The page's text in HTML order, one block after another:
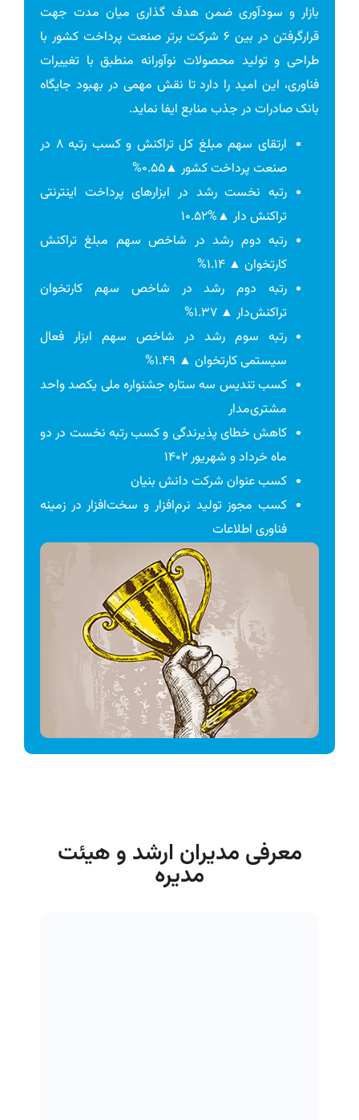
بازار و سود‌آوری ضمن هدف گذاری میان مدت جهت
قرارگرفتن در بین ۶ شرکت برتر صنعت پرداخت کشور با
طراحی و تولید محصولات نوآورانه منطبق با تغییرات
فناوری، این امید را دارد تا نقش مهمی در بهبود جایگاه
بانک صادرات در جذب منابع ایفا نماید.
ارتقای سهم مبلغ کل تراکنش و کسب رتبه ۸ در
صنعت پرداخت کشور ▲۰.۵۵%
رتبه نخست رشد در ابزارهای پرداخت اینترنتی
تراکنش دار ▲%۱۰.۵۲
رتبه دوم رشد در شاخص سهم مبلغ تراکنش
کارتخوان ▲ ۱.۱۴%
رتبه دوم رشد در شاخص سهم کارتخوان
تراکنش‌دار ▲ ۱.۳۷%
رتبه سوم رشد در شاخص سهم ابزار فعال
سیستمی کارتخوان ▲ ۱.۴۹%
کسب تندیس سه ستاره جشنواره ملی یکصد واحد
مشتری‌مدار
کاهش خطای پذیرندگی و کسب رتبه نخست در دو
ماه خرداد و شهریور ۱۴۰۲
کسب عنوان شرکت دانش بنیان
کسب مجوز تولید نرم‌افزار و سخت‌افزار در زمینه
فناوری اطلاعات
معرفی مدیران ارشد و هیئت
مدیره